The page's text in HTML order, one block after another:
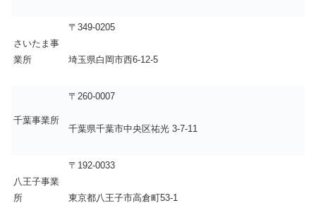
さいたま事
業所
〒349-0205
埼玉県白岡市西6-12-5
千葉事業所
〒260-0007
千葉県千葉市中央区祐光 3-7-11
八王子事業
所
〒192-0033
東京都八王子市高倉町53-1